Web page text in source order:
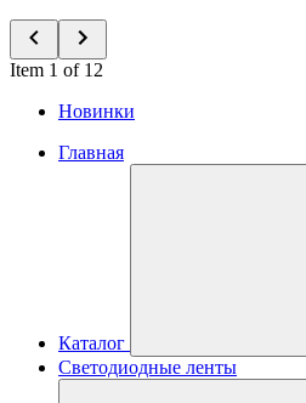
Item 1 of 12
Новинки
Главная
Каталог
Светодиодные ленты